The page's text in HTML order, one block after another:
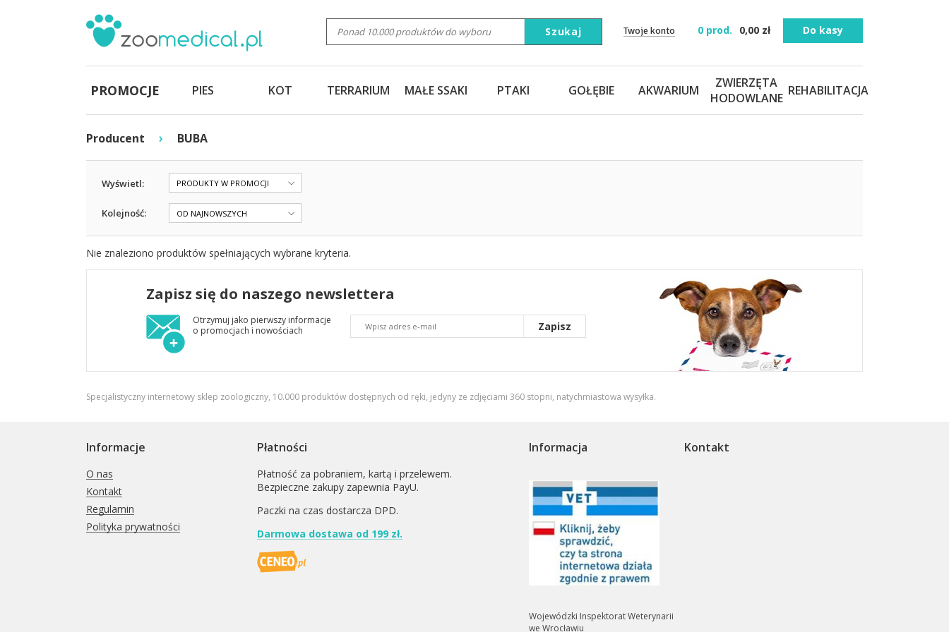
Twoje konto 0 prod. 0,00 zł Do kasy
Szukaj
PROMOCJE PIES KOT TERRARIUM MAŁE SSAKI PTAKI GOŁĘBIE AKWARIUM
ZWIERZĘTA
HODOWLANE REHABILITACJA
Producent › BUBA
Wyświetl: PRODUKTY W PROMOCJI
Kolejność: OD NAJNOWSZYCH
Nie znaleziono produktów spełniających wybrane kryteria.
Zapisz się do naszego newslettera
Otrzymuj jako pierwszy informacje
o promocjach i nowościach
Zapisz
Specjalistyczny internetowy sklep zoologiczny, 10.000 produktów dostępnych od ręki, jedyny ze zdjęciami 360 stopni, natychmiastowa wysyłka.
Informacje
O nas
Kontakt
Regulamin
Polityka prywatności
Płatności
Płatność za pobraniem, kartą i przelewem.
Bezpieczne zakupy zapewnia PayU.
Paczki na czas dostarcza DPD.
Darmowa dostawa od 199 zł.
Informacja
Wojewódzki Inspektorat Weterynarii
we Wrocławiu
Kontakt